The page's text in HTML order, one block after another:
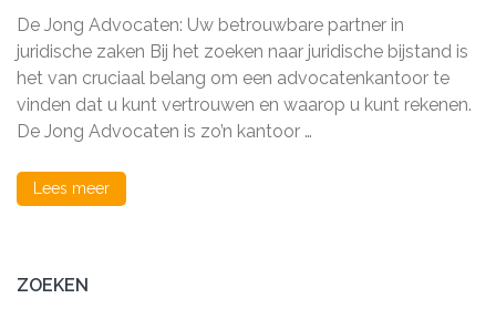
Uw
Betrouwbare
Partner
in
Juridische
De Jong Advocaten: Uw betrouwbare partner in
juridische zaken Bij het zoeken naar juridische bijstand is
het van cruciaal belang om een advocatenkantoor te
vinden dat u kunt vertrouwen en waarop u kunt rekenen.
De Jong Advocaten is zo’n kantoor …
Lees meer
ZOEKEN